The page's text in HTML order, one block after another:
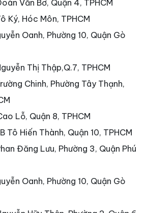
Văn Bơ, Quận 4, TPHCM
Ký, Hóc Môn, TPHCM
Oanh, Phường 10, Quận Gò
Thị Thập,Q.7, TPHCM
Chinh, Phường Tây Thạnh,
Lỗ, Quận 8, TPHCM
Tô Hiến Thành, Quận 10, TPHCM
Đăng Lưu, Phường 3, Quận Phú
Oanh, Phường 10, Quận Gò